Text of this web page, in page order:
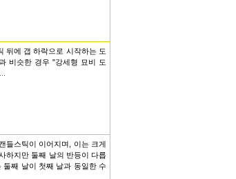
뒤에 갭 하락으로 시작하는 도
비슷한 경우 "강세형 묘비 도
들스틱이 이어지며, 이는 크게
하지만 둘째 날의 반등이 다릅
둘째 날이 첫째 날과 동일한 수